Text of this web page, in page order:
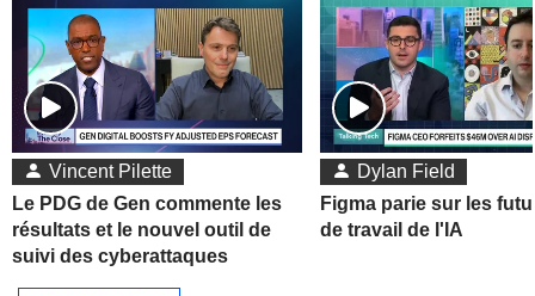
Vincent Pilette
Le PDG de Gen commente les
résultats et le nouvel outil de
suivi des cyberattaques
Dylan Field
Figma parie sur les
de travail de l'IA